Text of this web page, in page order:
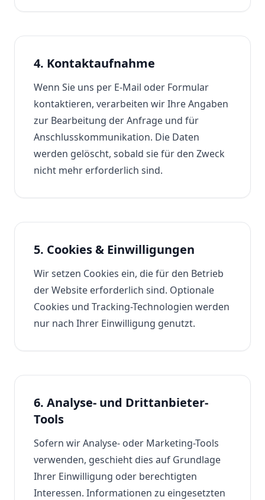
4. Kontaktaufnahme
Wenn Sie uns per E-Mail oder Formular
kontaktieren, verarbeiten wir Ihre Angaben
zur Bearbeitung der Anfrage und für
Anschlusskommunikation. Die Daten
werden gelöscht, sobald sie für den Zweck
nicht mehr erforderlich sind.
5. Cookies & Einwilligungen
Wir setzen Cookies ein, die für den Betrieb
der Website erforderlich sind. Optionale
Cookies und Tracking-Technologien werden
nur nach Ihrer Einwilligung genutzt.
6. Analyse- und Drittanbieter-
Tools
Sofern wir Analyse- oder Marketing-Tools
verwenden, geschieht dies auf Grundlage
Ihrer Einwilligung oder berechtigten
Interessen. Informationen zu eingesetzten